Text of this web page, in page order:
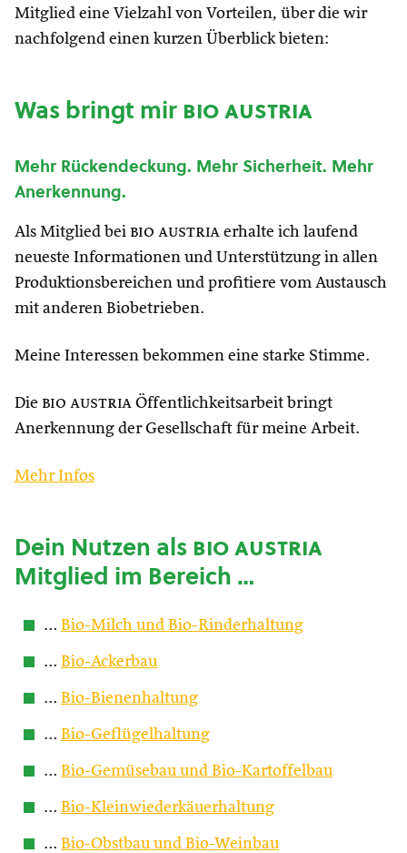
Mitglied eine Vielzahl von Vorteilen, über die wir
nachfolgend einen kurzen Überblick bieten:
Was bringt mirbio austria
Mehr Rückendeckung. Mehr Sicherheit. Mehr
Anerkennung.
Als Mitglied bei bio austria erhalte ich laufend
neueste Informationen und Unterstützung in allen
Produktionsbereichen und profitiere vom Austausch
mit anderen Biobetrieben.
Meine Interessen bekommen eine starke Stimme.
Die bio austria Öffentlichkeitsarbeit bringt
Anerkennung der Gesellschaft für meine Arbeit.
Mehr Infos
Dein Nutzen alsbio austria
Mitglied im Bereich …
… Bio-Milch und Bio-Rinderhaltung
… Bio-Ackerbau
… Bio-Bienenhaltung
… Bio-Geflügelhaltung
… Bio-Gemüsebau und Bio-Kartoffelbau
… Bio-Kleinwiederkäuerhaltung
… Bio-Obstbau und Bio-Weinbau